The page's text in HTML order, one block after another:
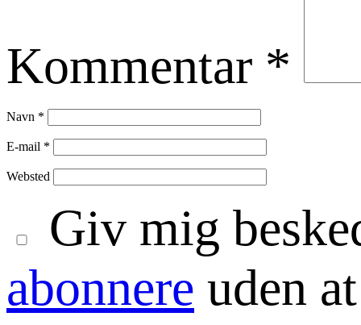
Kommentar *
Navn *
E-mail *
Websted
Giv mig
abonnere uden